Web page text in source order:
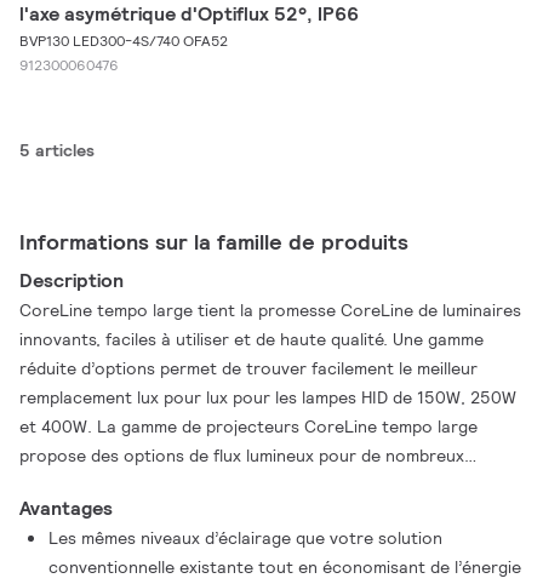
l'axe asymétrique d'Optiflux 52°, IP66
BVP130 LED300-4S/740 OFA52
912300060476
5 articles
Informations sur la famille de produits
Description
CoreLine tempo large tient la promesse CoreLine de luminaires
innovants, faciles à utiliser et de haute qualité. Une gamme
réduite d’options permet de trouver facilement le meilleur
remplacement lux pour lux pour les lampes HID de 150W, 250W
et 400W. La gamme de projecteurs CoreLine tempo large
propose des options de flux lumineux pour de nombreux
asymétriques et symétriques haute performance. L'installation
est facilitée grâce au support de montage universel en forme
de U et au connecteur externe rapide à 3 pôles. C'est une
Avantages
Les mêmes niveaux d’éclairage que votre solution
conventionnelle existante tout en économisant de l’énergie